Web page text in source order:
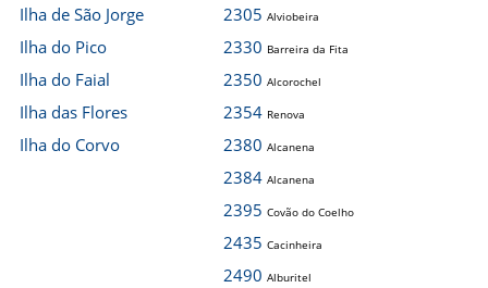
Ilha de São Jorge
Ilha do Pico
Ilha do Faial
Ilha das Flores
Ilha do Corvo
2305 Alviobeira
2330 Barreira da Fita
2350 Alcorochel
2354 Renova
2380 Alcanena
2384 Alcanena
2395 Covão do Coelho
2435 Cacinheira
2490 Alburitel